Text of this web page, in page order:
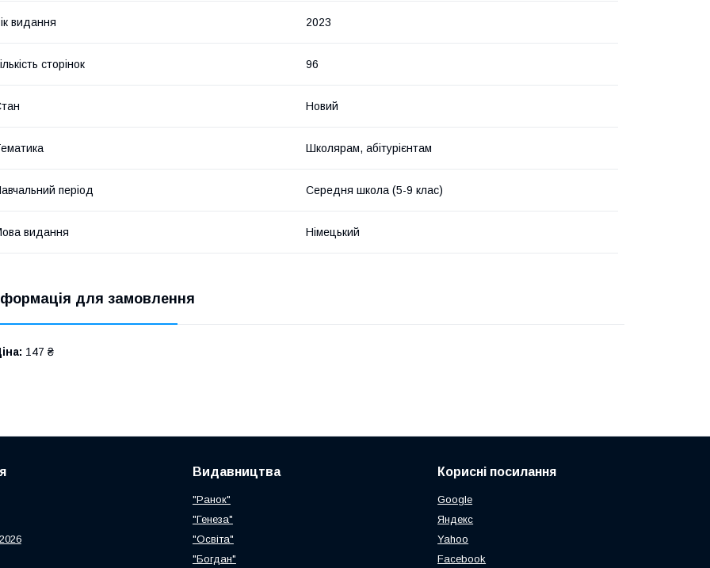
видання 2023
сторінок 96
Новий
Школярам, абітурієнтам
період Середня школа (5-9 клас)
видання Німецький
для замовлення
147 ₴
Видавництва
"Ранок"
"Генеза"
"Освіта"
"Богдан"
Корисні посилання
Google
Яндекс
Yahoo
Facebook